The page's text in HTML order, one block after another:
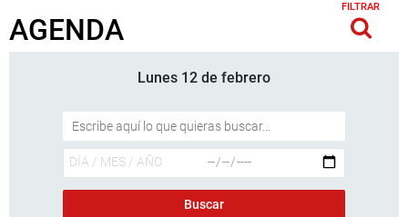
AGENDA
FILTRAR
Lunes 12 de febrero